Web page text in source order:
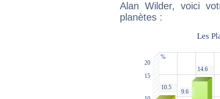
Alan Wilder, voici
planètes :